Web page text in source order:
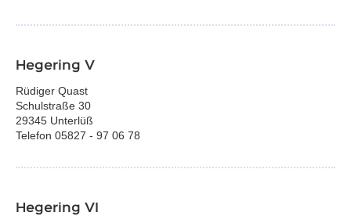
Hegering V
Rüdiger Quast
Schulstraße 30
29345 Unterlüß
Telefon 05827 - 97 06 78
Hegering VI